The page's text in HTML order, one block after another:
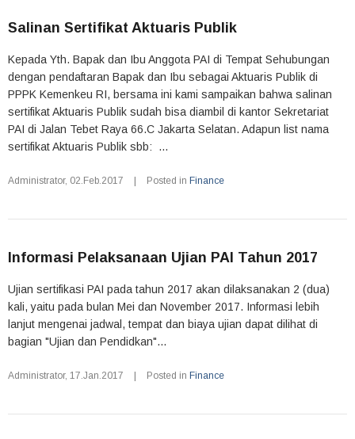
Salinan Sertifikat Aktuaris Publik
Kepada Yth. Bapak dan Ibu Anggota PAI di Tempat Sehubungan
dengan pendaftaran Bapak dan Ibu sebagai Aktuaris Publik di
PPPK Kemenkeu RI, bersama ini kami sampaikan bahwa salinan
sertifikat Aktuaris Publik sudah bisa diambil di kantor Sekretariat
PAI di Jalan Tebet Raya 66.C Jakarta Selatan. Adapun list nama
sertifikat Aktuaris Publik sbb: ...
Administrator, 02.Feb.2017 Posted in Finance
Informasi Pelaksanaan Ujian PAI Tahun 2017
Ujian sertifikasi PAI pada tahun 2017 akan dilaksanakan 2 (dua)
kali, yaitu pada bulan Mei dan November 2017. Informasi lebih
lanjut mengenai jadwal, tempat dan biaya ujian dapat dilihat di
bagian "Ujian dan Pendidkan"...
Administrator, 17.Jan.2017 Posted in Finance